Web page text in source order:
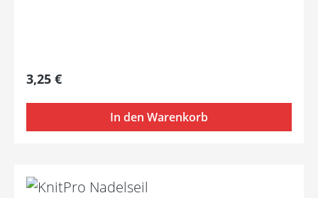
Regulärer Preis:
3,25 €
In den Warenkorb